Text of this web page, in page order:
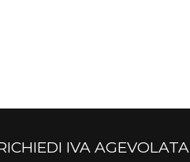
IVA AGEVOLATA